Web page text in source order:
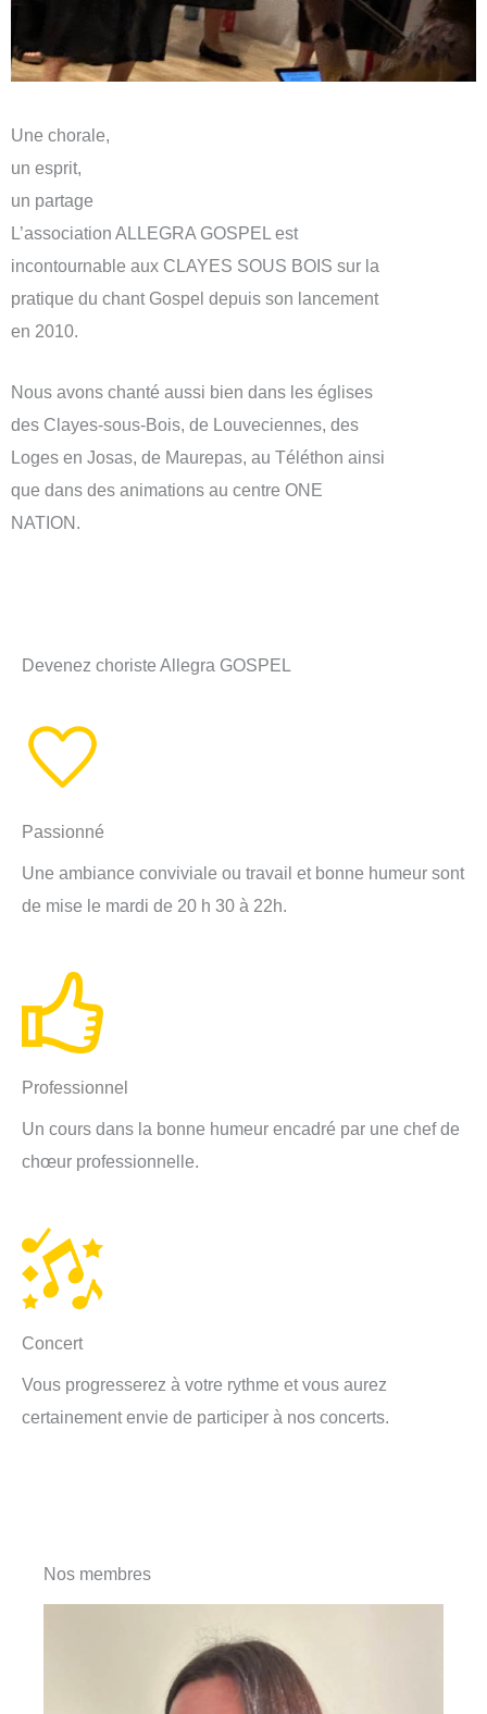
Une chorale,
un esprit,
un partage
L’association ALLEGRA GOSPEL est
incontournable aux CLAYES SOUS BOIS sur la
pratique du chant Gospel depuis son lancement
en 2010.
Nous avons chanté aussi bien dans les églises
des Clayes-sous-Bois, de Louveciennes, des
Loges en Josas, de Maurepas, au Téléthon ainsi
que dans des animations au centre ONE
NATION.
Devenez choriste Allegra GOSPEL
Passionné
Une ambiance conviviale ou travail et bonne humeur sont
de mise le mardi de 20 h 30 à 22h.
Professionnel
Un cours dans la bonne humeur encadré par une chef de
chœur professionnelle.
Concert
Vous progresserez à votre rythme et vous aurez
certainement envie de participer à nos concerts.
Nos membres